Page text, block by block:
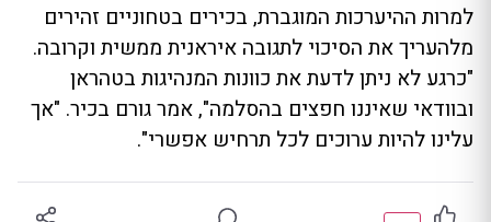
למרות ההיערכות המוגברת, בכירים בטחוניים זהירים
מלהעריך את הסיכוי לתגובה איראנית ממשית וקרובה.
"כרגע לא ניתן לדעת את כוונות המנהיגות בטהראן
ובוודאי שאיננו חפצים בהסלמה", אמר גורם בכיר. "אך
עלינו להיות ערוכים לכל תרחיש אפשרי".